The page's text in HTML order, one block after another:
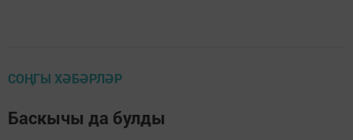
СОҢГЫ ХӘБӘРЛӘР
Баскычы да булды